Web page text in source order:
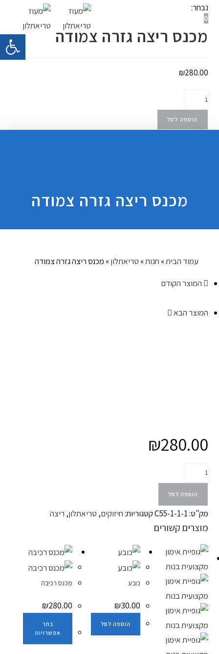
0
נבחר:
מכנס ריצה גזרה צמודה
₪280.00
הוספה לסל
מכנס ריצה גזרה צמודה
עמוד הבית» חנות» טריאתלון» מכנס ריצה גזרה צמודה
המוצר הקודם
המוצר הבא
₪280.00
הוספה לסל
מק"ט:C55-1-1-1קטגוריות:חיזוקים, טריאתלון, ריצה
מוצרים קשורים
מכנס רכיבה
₪280.00
בחר
אפשרויות
כובע
₪30.00
הוספה לסל